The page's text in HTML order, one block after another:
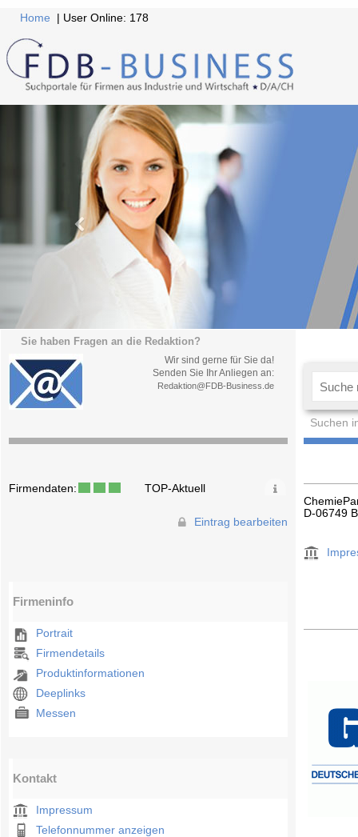
Home | User Online: 178
Sie haben Fragen an die Redaktion?
Wir sind gerne für Sie da!
Senden Sie Ihr Anliegen an:
Redaktion@FDB-Business.de
Suchen
Firmendaten: TOP-Aktuell
Eintrag bearbeiten
Firmeninfo
Portrait
Firmendetails
Produktinformationen
Deeplinks
Messen
Kontakt
Impressum
Telefonnummer anzeigen
D-06749